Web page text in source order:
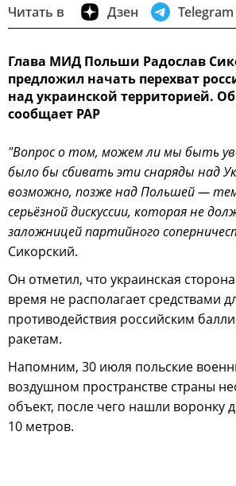
Читать в Дзен Telegram
Глава МИД Польши Радослав
предложил начать перехват
над украинской территорией. Об
сообщает PAP
"Вопрос о том, можем ли мы быть
было бы сбивать эти снаряды над
возможно, позже над Польшей —
серьёзной дискуссии, которая не
заложницей партийного
Сикорский.
Он отметил, что украинская
время не располагает средствами
противодействия российским
ракетам.
Напомним, 30 июля польские
воздушном пространстве страны
объект, после чего нашли воронку
10 метров.